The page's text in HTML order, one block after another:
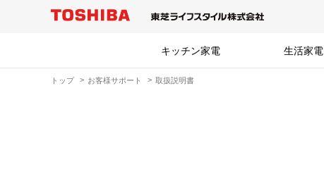
キッチン家電 生活家電
トップ お客様サポート 取扱説明書